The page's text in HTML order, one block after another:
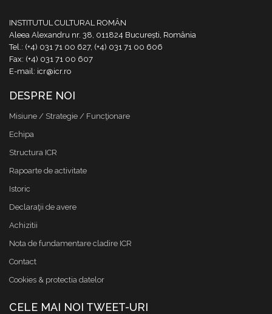
INSTITUTUL CULTURAL ROMÂN
Aleea Alexandru nr. 38, 011824 București, România
Tel.: (+4) 031 71 00 627, (+4) 031 71 00 606
Fax: (+4) 031 71 00 607
E-mail: icr@icr.ro
DESPRE NOI
Misiune / Strategie / Funcţionare
Echipa
Structura ICR
Rapoarte de activitate
Istoric
Declaraţii de avere
Achizitii
Nota de fundamentare cladire ICR
Contact
Cookies & protectia datelor
CELE MAI NOI TWEET-URI